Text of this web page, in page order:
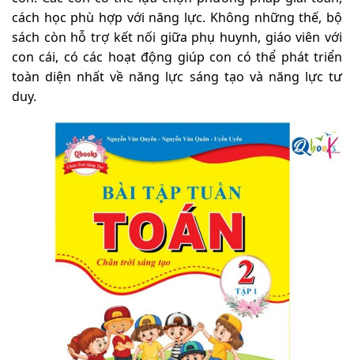
cách học phù hợp với năng lực. Không những thế, bộ
sách còn hỗ trợ kết nối giữa phụ huynh, giáo viên với
con cái, có các hoạt động giúp con có thể phát triển
toàn diện nhất về năng lực sáng tạo và năng lực tư
duy.